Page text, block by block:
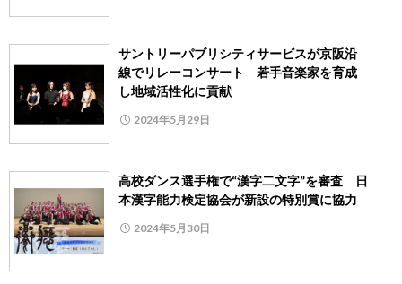
サントリーパブリシティサービスが京阪沿
線でリレーコンサート 若手音楽家を育成
し地域活性化に貢献
2024年5月29日
高校ダンス選手権で“漢字二文字”を審査 日
本漢字能力検定協会が新設の特別賞に協力
2024年5月30日